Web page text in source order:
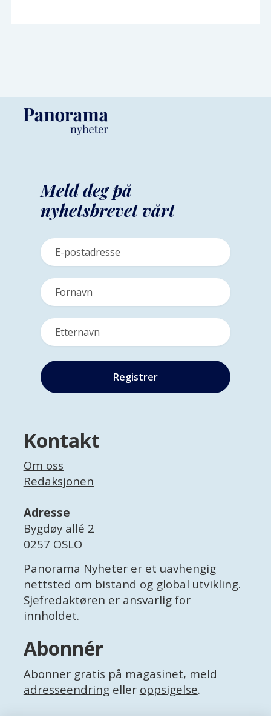
Meld deg på
nyhetsbrevet vårt
Kontakt
Om oss
Redaksjonen
Adresse
Bygdøy allé 2
0257 OSLO
Panorama Nyheter er et uavhengig
nettsted om bistand og global utvikling.
Sjefredaktøren er ansvarlig for
innholdet.
Abonnér
Abonner gratis på magasinet, meld
adresseendringeller oppsigelse.
Facebook